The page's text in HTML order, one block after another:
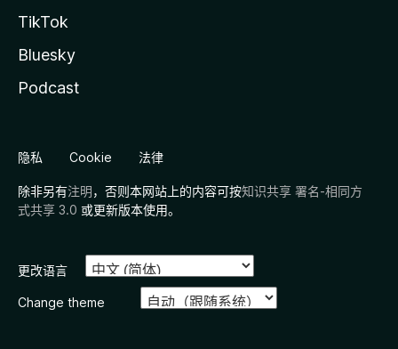
TikTok
Bluesky
Podcast
隐私 Cookie 法律
除非另有注明，否则本网站上的内容可按知识共享 署名-相同方
式共享 3.0 或更新版本使用。
更改语言
Change theme